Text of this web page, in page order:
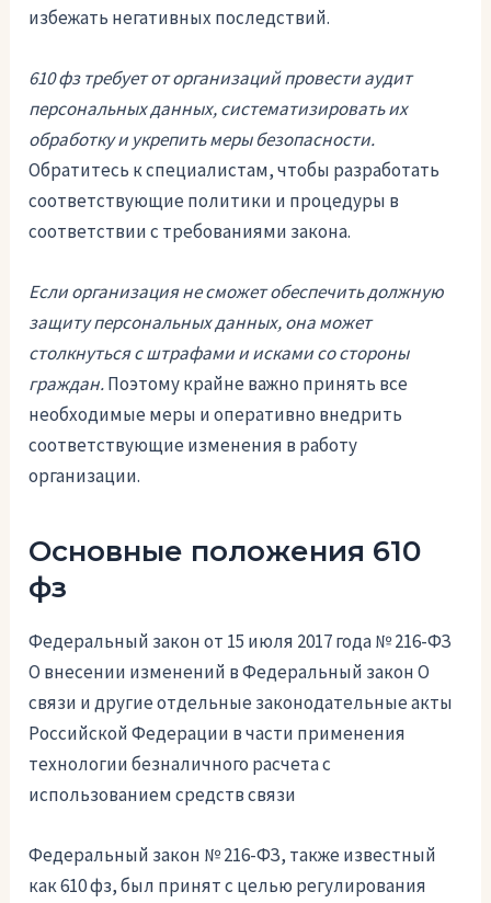
избежать негативных последствий.
610 фз требует от организаций провести аудит
персональных данных, систематизировать их
обработку и укрепить меры безопасности.
Обратитесь к специалистам, чтобы разработать
соответствующие политики и процедуры в
соответствии с требованиями закона.
Если организация не сможет обеспечить должную
защиту персональных данных, она может
столкнуться с штрафами и исками со стороны
граждан.Поэтому крайне важно принять все
необходимые меры и оперативно внедрить
соответствующие изменения в работу
организации.
Основные положения 610
фз
Федеральный закон от 15 июля 2017 года № 216-ФЗ
О внесении изменений в Федеральный закон О
связи и другие отдельные законодательные акты
Российской Федерации в части применения
технологии безналичного расчета с
использованием средств связи
Федеральный закон № 216-ФЗ, также известный
как 610 фз, был принят с целью регулирования